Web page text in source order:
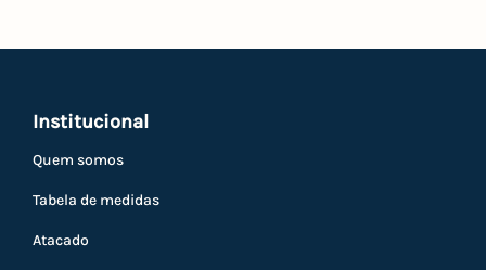
Institucional
Quem somos
Tabela de medidas
Atacado